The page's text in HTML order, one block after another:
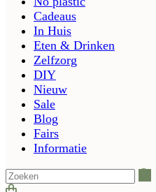
Cadeaus
In Huis
Eten & Drinken
Zelfzorg
DIY
Nieuw
Sale
Blog
Fairs
Informatie